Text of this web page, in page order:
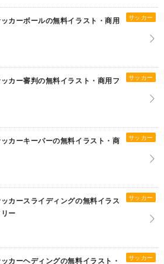
サッカー
カーボールの無料イラスト・商用
サッカー
カー審判の無料イラスト・商用フ
サッカー
カーキーパーの無料イラスト・商
サッカー
カースライディングの無料イラス
リー
サッカー
カーヘディングの無料イラスト・